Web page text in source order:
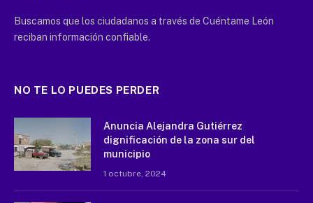
Buscamos que los ciudadanos a través de Cuéntame León
reciban información confiable.
NO TE LO PUEDES PERDER
Anuncia Alejandra Gutiérrez
dignificación de la zona sur del
municipio
1 octubre, 2024